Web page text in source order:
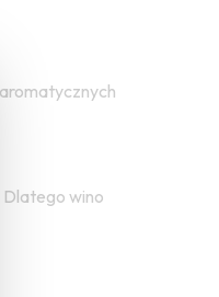
Dlatego wino